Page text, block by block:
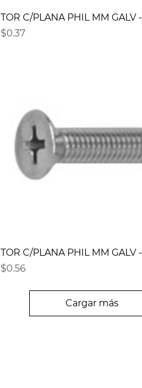
TOR C/PLANA PHIL MM GALV
Precio
$0.37
TOR C/PLANA PHIL MM GALV
Precio
$0.56
Cargar más